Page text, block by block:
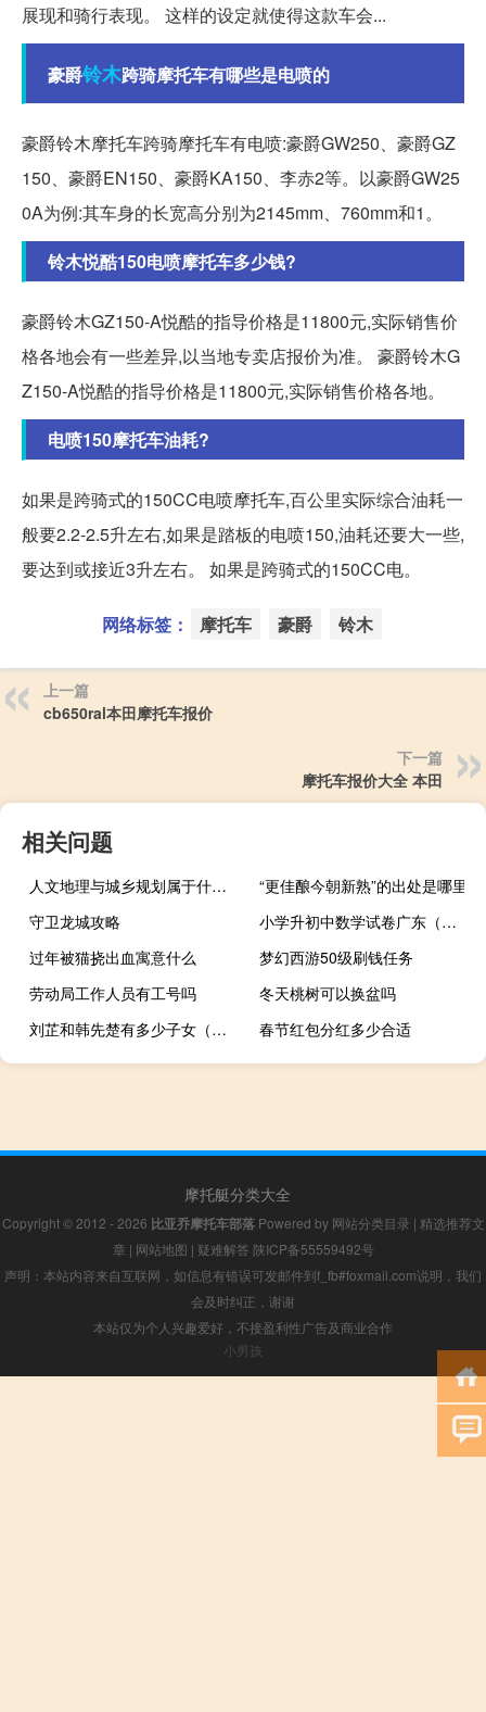
展现和骑行表现。 这样的设定就使得这款车会...
豪爵铃木跨骑摩托车有哪些是电喷的
豪爵铃木摩托车跨骑摩托车有电喷:豪爵GW250、豪爵GZ
150、豪爵EN150、豪爵KA150、李赤2等。以豪爵GW25
0A为例:其车身的长宽高分别为2145mm、760mm和1。
铃木悦酷150电喷摩托车多少钱?
豪爵铃木GZ150-A悦酷的指导价格是11800元,实际销售价
格各地会有一些差异,以当地专卖店报价为准。 豪爵铃木G
Z150-A悦酷的指导价格是11800元,实际销售价格各地。
电喷150摩托车油耗?
如果是跨骑式的150CC电喷摩托车,百公里实际综合油耗一
般要2.2-2.5升左右,如果是踏板的电喷150,油耗还要大一些,
要达到或接近3升左右。 如果是跨骑式的150CC电。
网络标签： 摩托车 豪爵 铃木
上一篇
cb650ral本田摩托车报价
下一篇
摩托车报价大全 本田
相关问题
人文地理与城乡规划属于什么大类
“更佳酿今朝新熟”的出处是哪里
守卫龙城攻略
小学升初中数学试卷广东（小学升初中数学试卷）
过年被猫挠出血寓意什么
梦幻西游50级刷钱任务
劳动局工作人员有工号吗
冬天桃树可以换盆吗
刘芷和韩先楚有多少子女（韩先楚的妻子是刘芷 肖凤旃干嘛呢）
春节红包分红多少合适
摩托艇分类大全
Copyright © 2012 - 2026 比亚乔摩托车部落Powered by 网站分类目录 | 精选推荐文
章 | 网站地图 | 疑难解答 陕ICP备55559492号
声明：本站内容来自互联网，如信息有错误可发邮件到f_fb#foxmail.com说明，我们
会及时纠正，谢谢
本站仅为个人兴趣爱好，不接盈利性广告及商业合作
小男孩